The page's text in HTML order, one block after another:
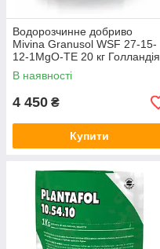
Водорозчинне добриво
Mivina Granusol WSF 27-15-
12-1MgO-TE 20 кг Голландія
В наявності
4 450 ₴
Купити